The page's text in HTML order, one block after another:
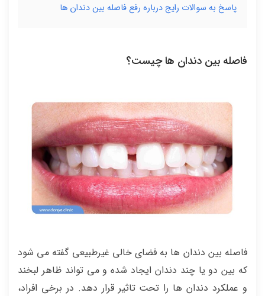
پاسخ به سوالات رایج درباره رفع فاصله بین دندان ها
فاصله بین دندان ها چیست؟
فاصله بین دندان ها به فضای خالی غیرطبیعی گفته می شود
که بین دو یا چند دندان ایجاد شده و می تواند ظاهر لبخند
و عملکرد دندان ها را تحت تاثیر قرار دهد. در برخی افراد،